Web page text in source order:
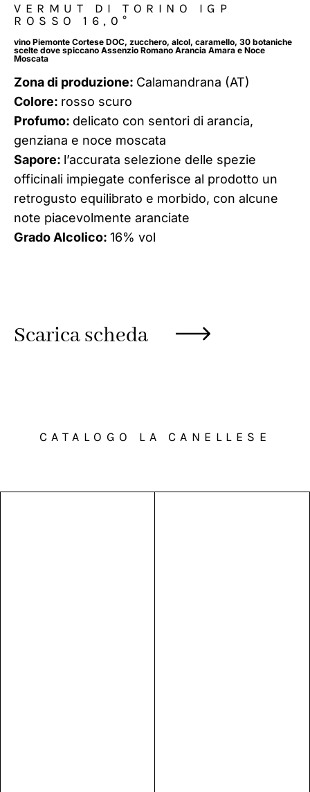
VERMUT DI TORINO IGP
ROSSO 16,0°
vino Piemonte Cortese DOC, zucchero, alcol, caramello, 30 botaniche
scelte dove spiccano Assenzio Romano Arancia Amara e Noce
Moscata
Zona di produzione: Calamandrana (AT)
Colore: rosso scuro
Profumo: delicato con sentori di arancia,
genziana e noce moscata
Sapore: l’accurata selezione delle spezie
officinali impiegate conferisce al prodotto un
retrogusto equilibrato e morbido, con alcune
note piacevolmente aranciate
Grado Alcolico: 16% vol
Scarica scheda
CATALOGO LA CANELLESE